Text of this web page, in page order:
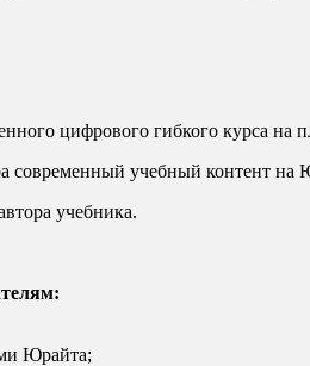
цифрового гибкого курса на
современный учебный контент
учебника.
Юрайта;